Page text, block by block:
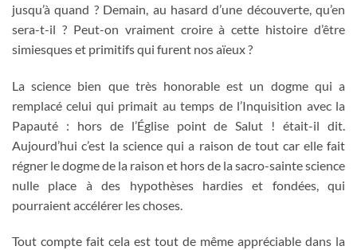
jusqu’à quand ? Demain, au hasard d’une découverte, qu’en
sera-t-il ? Peut-on vraiment croire à cette histoire d’être
simiesques et primitifs qui furent nos aïeux ?
La science bien que très honorable est un dogme qui a
remplacé celui qui primait au temps de l’Inquisition avec la
Papauté : hors de l’Église point de Salut ! était-il dit.
Aujourd’hui c’est la science qui a raison de tout car elle fait
régner le dogme de la raison et hors de la sacro-sainte science
nulle place à des hypothèses hardies et fondées, qui
pourraient accélérer les choses.
Tout compte fait cela est tout de même appréciable dans la